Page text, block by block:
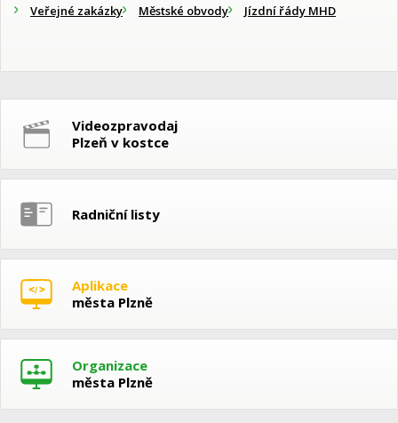
Veřejné zakázky
Městské obvody Jízdní řády MHD
Videozpravodaj
Plzeň v kostce
Radniční listy
Aplikace
města Plzně
Organizace
města Plzně